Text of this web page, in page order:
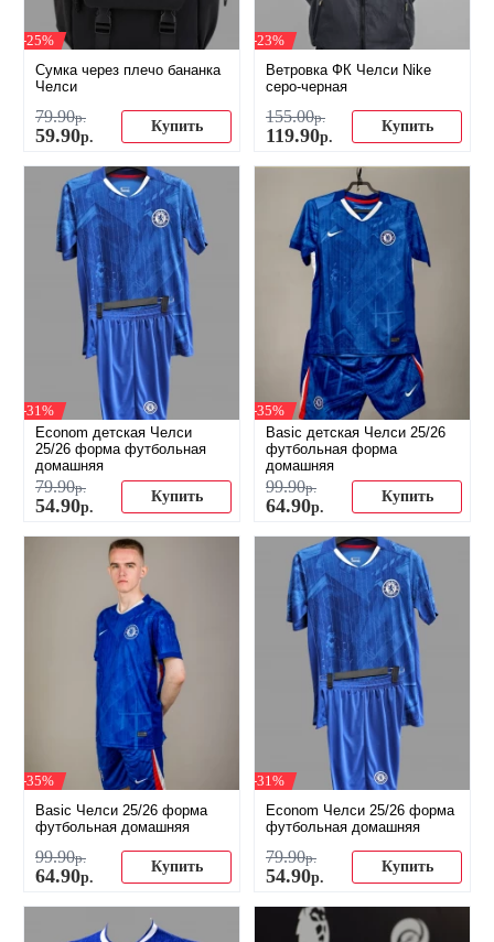
-25%
Сумка через плечо бананка
Челси
79.90р.
59.90р.
Купить
-23%
Ветровка ФК Челси Nike
серо-черная
155.00р.
119.90р.
Купить
-31%
Econom детская Челси
25/26 форма футбольная
домашняя
79.90р.
54.90р.
Купить
-35%
Basic детская Челси 25/26
футбольная форма
домашняя
99.90р.
64.90р.
Купить
-35%
Basic Челси 25/26 форма
футбольная домашняя
99.90р.
64.90р.
Купить
-31%
Econom Челси 25/26 форма
футбольная домашняя
79.90р.
54.90р.
Купить